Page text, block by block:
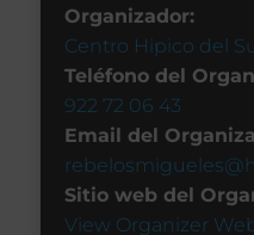
Organizador:
Centro Hipico del
Teléfono del
922 72 06 43
Email del
Sitio web del
View Organizer